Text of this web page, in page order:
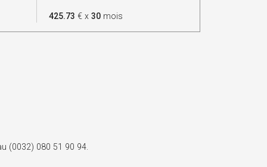
425.73 € x 30 mois
(0032) 080 51 90 94.